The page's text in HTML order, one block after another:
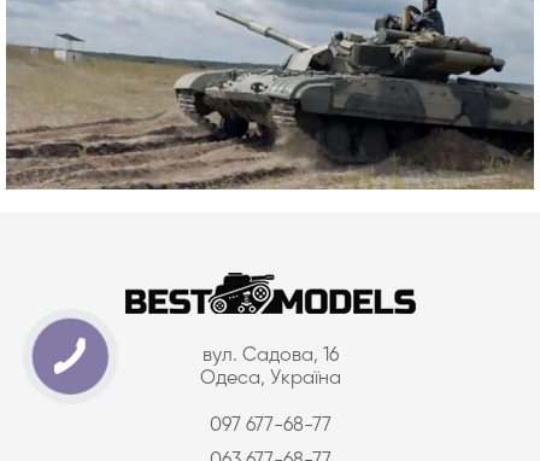
вул. Садова, 16
Одеса, Україна
097 677-68-77